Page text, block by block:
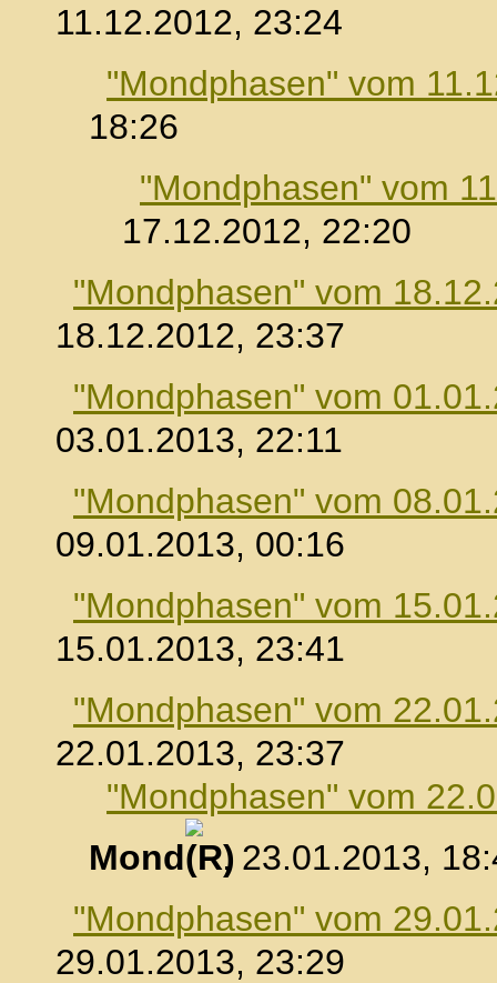
11.12.2012, 23:24
"Mondphasen" vom
18:26
"Mondphasen" vom
17.12.2012, 22:20
"Mondphasen" vom
18.12.2012, 23:37
"Mondphasen" vom
03.01.2013, 22:11
"Mondphasen" vom
09.01.2013, 00:16
"Mondphasen" vom
15.01.2013, 23:41
"Mondphasen" vom
22.01.2013, 23:37
"Mondphasen" vom
Mond
, 23.01.2013,
"Mondphasen" vom
29.01.2013, 23:29